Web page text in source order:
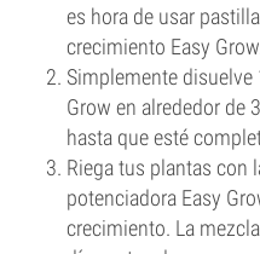
es hora de usar
crecimiento Easy
Simplemente
Grow en alrededor de
hasta que esté
Riega tus plantas con
potenciadora Easy
crecimiento. La